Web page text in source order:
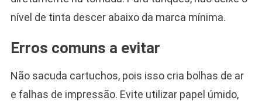
nível de tinta descer abaixo da marca mínima.
Erros comuns a evitar
Não sacuda cartuchos, pois isso cria bolhas de ar
e falhas de impressão. Evite utilizar papel úmido,